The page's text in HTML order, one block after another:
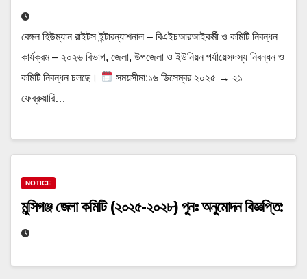
বেঙ্গল হিউম্যান রাইটস ইন্টারন্যাশনাল – বিএইচআরআইকর্মী ও কমিটি নিবন্ধন
কার্যক্রম – ২০২৬ বিভাগ, জেলা, উপজেলা ও ইউনিয়ন পর্যায়েসদস্য নিবন্ধন ও
কমিটি নিবন্ধন চলছে।
সময়সীমা:১৬ ডিসেম্বর ২০২৫ → ২১
ফেব্রুয়ারি…
NOTICE
মুন্সিগঞ্জ জেলা কমিটি (২০২৫-২০২৮) পুনঃ অনুমোদন বিজ্ঞপ্তি: